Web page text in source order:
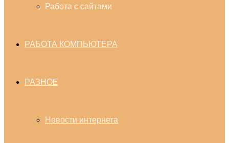
Работа с сайтами
РАБОТА КОМПЬЮТЕРА
РАЗНОЕ
Новости интернета